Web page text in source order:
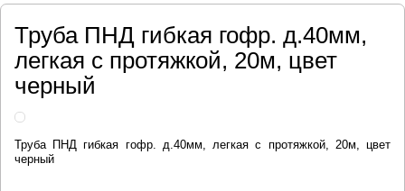
Труба ПНД гибкая гофр. д.40мм,
легкая с протяжкой, 20м, цвет
черный
Труба ПНД гибкая гофр. д.40мм, легкая с протяжкой, 20м, цвет
черный